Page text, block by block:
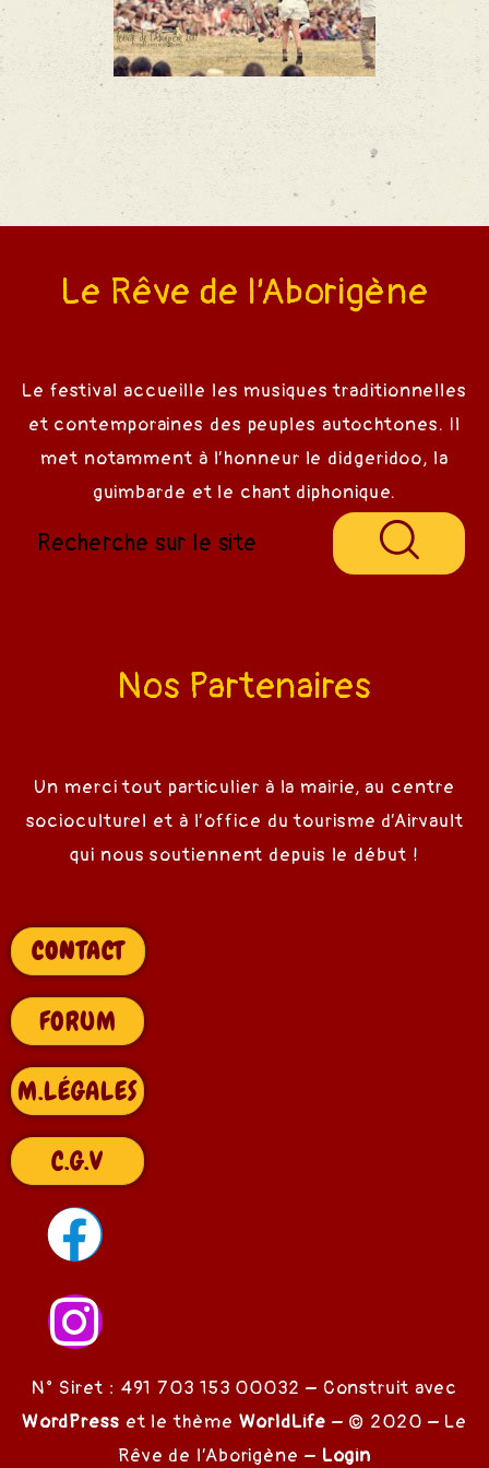
Le Rêve de l’Aborigène
Le festival accueille les musiques traditionnelles
et contemporaines des peuples autochtones. Il
met notamment à l’honneur le didgeridoo, la
guimbarde et le chant diphonique.
Nos Partenaires
Un merci tout particulier à la mairie, au centre
socioculturel et à l’office du tourisme d’Airvault
qui nous soutiennent depuis le début !
CONTACT
FORUM
M.LÉGALES
C.G.V
N° Siret : 491 703 153 00032 – Construit avec
WordPress et le thème WorldLife – © 2020 – Le
Rêve de l’Aborigène – Login
Rêve